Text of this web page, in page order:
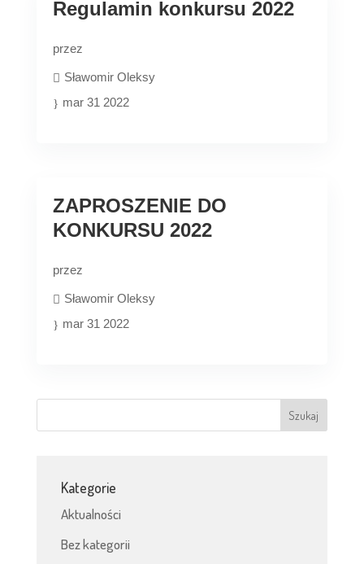
Regulamin konkursu 2022
przez
Sławomir Oleksy
mar 31 2022
ZAPROSZENIE DO
KONKURSU 2022
przez
Sławomir Oleksy
mar 31 2022
Kategorie
Aktualności
Bez kategorii